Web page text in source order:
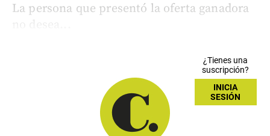
La persona que presentó la oferta ganadora
no desea...
¿Tienes una
suscripción?
INICIA
SESIÓN